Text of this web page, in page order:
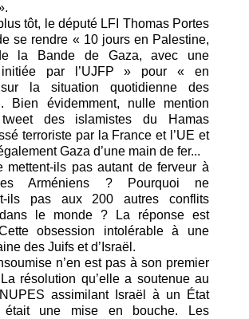
tôt, le député LFI Thomas Portes
se rendre « 10 jours en Palestine,
la Bande de Gaza, avec une
initiée par l’UJFP » pour « en
la situation quotidienne des
Bien évidemment, nulle mention
des islamistes du Hamas
terroriste par la France et l’UE et
Gaza d’une main de fer...
mettent-ils pas autant de ferveur à
Arméniens ? Pourquoi ne
ils pas aux 200 autres conflits
le monde ? La réponse est
obsession intolérable à une
des Juifs et d’Israël.
n’en est pas à son premier
résolution qu’elle a soutenue au
assimilant Israël à un État
était une mise en bouche. Les